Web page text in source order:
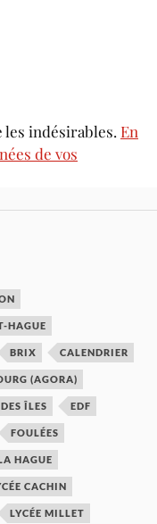
indésirables. En
de vos
HAGUE
BRIX CALENDRIER
(AGORA)
ÎLES EDF
FOULÉES
HAGUE
CACHIN
LYCÉE MILLET